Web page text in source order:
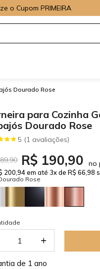
o Cupom PRIMEIRA
Dourado Rose
para Cozinha
Dourado Rose
5 (1 avaliações)
R$ 190,90 no
200,94 em até 3x de R$ 66,98
Rose
de 1 ano